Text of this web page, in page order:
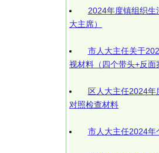
2024年度镇组织生
大主席）
市人大主任关于
视材料（四个带头+反面
区人大主任2024年
对照检查材料
市人大主任2024年